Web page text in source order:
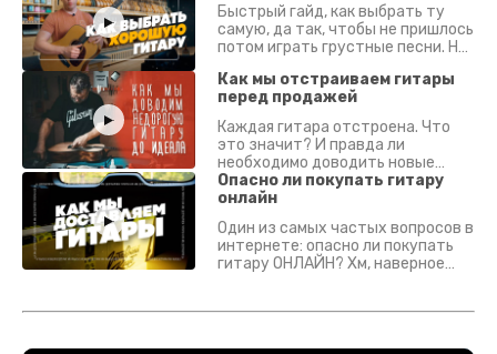
Быстрый гайд, как выбрать ту
самую, да так, чтобы не пришлось
потом играть грустные песни. На
Как мы отстраиваем гитары
перед продажей
Каждая гитара отстроена. Что
это значит? И правда ли
необходимо доводить новые
гитары? Если кратко - да.
Подробно - в видео :)
Опасно ли покупать гитару
онлайн
Один из самых частых вопросов в
интернете: опасно ли покупать
гитару ОНЛАЙН? Хм, наверное
застрахован. Случись что -